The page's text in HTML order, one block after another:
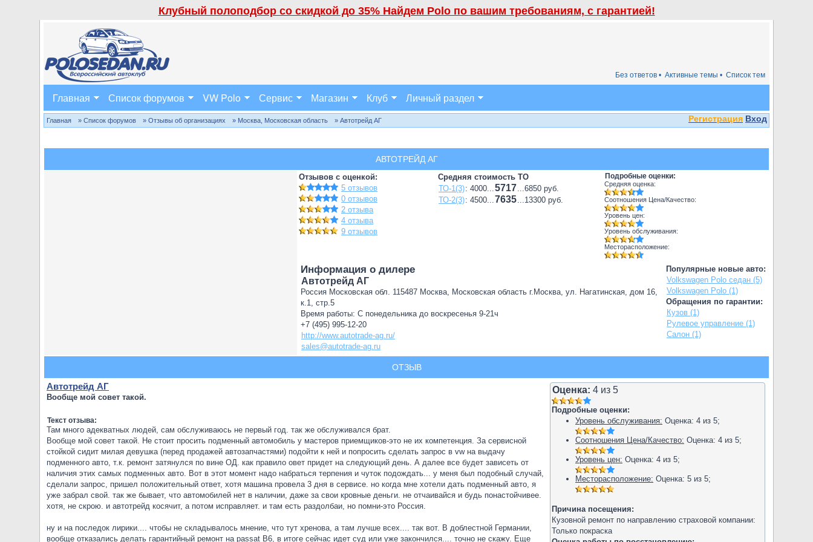
Клубный полоподбор со скидкой до 35% Найдем Polo по вашим требованиям, с гарантией!
Список тем
Активные темы •
Без ответов •
Главная Список форумов VW Polo Сервис Магазин Клуб Личный раздел
Регистрация Вход
Главная » Список форумов » Отзывы об организациях » Москва, Московская область » Автотрейд АГ
АВТОТРЕЙД АГ
Отзывов с оценкой:
5 отзывов
0 отзывов
2 отзыва
4 отзыва
9 отзывов
Средняя стоимость ТО
ТО-1(3): 4000...5717...6850 руб.
ТО-2(3): 4500...7635...13300 руб.
Подробные оценки:
Средняя оценка:
Соотношения Цена/Качество:
Уровень цен:
Уровень обслуживания:
Месторасположение:
Популярные новые авто:
Volkswagen Polo седан (5)
Volkswagen Polo (1)
Обращения по гарантии:
Кузов (1)
Рулевое управление (1)
Салон (1)
Информация о дилере
Автотрейд АГ
Россия Московская обл. 115487 Москва, Московская область г.Москва, ул. Нагатинская, дом 16,
к.1, стр.5
Время работы: С понедельника до воскресенья 9-21ч
+7 (495) 995-12-20
http://www.autotrade-ag.ru/
sales@autotrade-ag.ru
ОТЗЫВ
Оценка: 4 из 5
Подробные оценки:
Уровень обслуживания: Оценка: 4 из 5;
Соотношения Цена/Качество: Оценка: 4 из 5;
Уровень цен: Оценка: 4 из 5;
Месторасположение: Оценка: 5 из 5;
Причина посещения:
Кузовной ремонт по направлению страховой компании:
Только покраска
Автотрейд АГ
Вообще мой совет такой.
Текст отзыва:
Там много адекватных людей, сам обслуживаюсь не первый год. так же обслуживался брат.
Вообще мой совет такой. Не стоит просить подменный автомобиль у мастеров приемщиков-это не их компетенция. За сервисной
стойкой сидит милая девушка (перед продажей автозапчастями) подойти к ней и попросить сделать запрос в vw на выдачу
подменного авто, т.к. ремонт затянулся по вине ОД. как правило овет придет на следующий день. А далее все будет зависеть от
наличия этих самых подменных авто. Вот в этот момент надо набраться терпения и чуток подождать... у меня был подобный случай,
сделали запрос, пришел положительный ответ, хотя машина провела 3 дня в сервисе. но когда мне хотели дать подменный авто, я
уже забрал свой. так же бывает, что автомобилей нет в наличии, даже за свои кровные деньги. не отчаивайся и будь понастойчивее.
хотя, не скрою. и автотрейд косячит, а потом исправляет. и там есть раздолбаи, но помни-это Россия.
ну и на последок лирики.... чтобы не складывалось мнение, что тут хренова, а там лучше всех.... так вот. В доблестной Германии,
вообще отказались делать гарантийный ремонт на passat B6, в итоге сейчас идет суд или уже закончился.... точно не скажу. Еще